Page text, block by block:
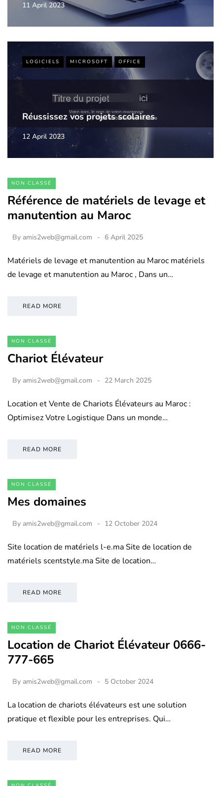
11 April 2023
LOGICIELS MICROSOFT OFFICE
Réussissez vos projets scolaires
12 April 2023
NON CLASSÉ
Référence de matériels de levage et
manutention au Maroc
By amis2web@gmail.com 6 April 2025
Matériels de levage et manutention au Maroc matériels
de levage et manutention au Maroc , Dans un…
READ MORE
NON CLASSÉ
Chariot Élévateur
By amis2web@gmail.com 22 March 2025
Location et Vente de Chariots Élévateurs au Maroc :
Optimisez Votre Logistique Dans un monde…
READ MORE
NON CLASSÉ
Mes domaines
By amis2web@gmail.com 12 October 2024
Site location de matériels l-e.ma Site de location de
matériels scentstyle.ma Site de location…
READ MORE
NON CLASSÉ
Location de Chariot Élévateur 0666-
777-665
By amis2web@gmail.com 5 October 2024
La location de chariots élévateurs est une solution
pratique et flexible pour les entreprises. Qui…
READ MORE